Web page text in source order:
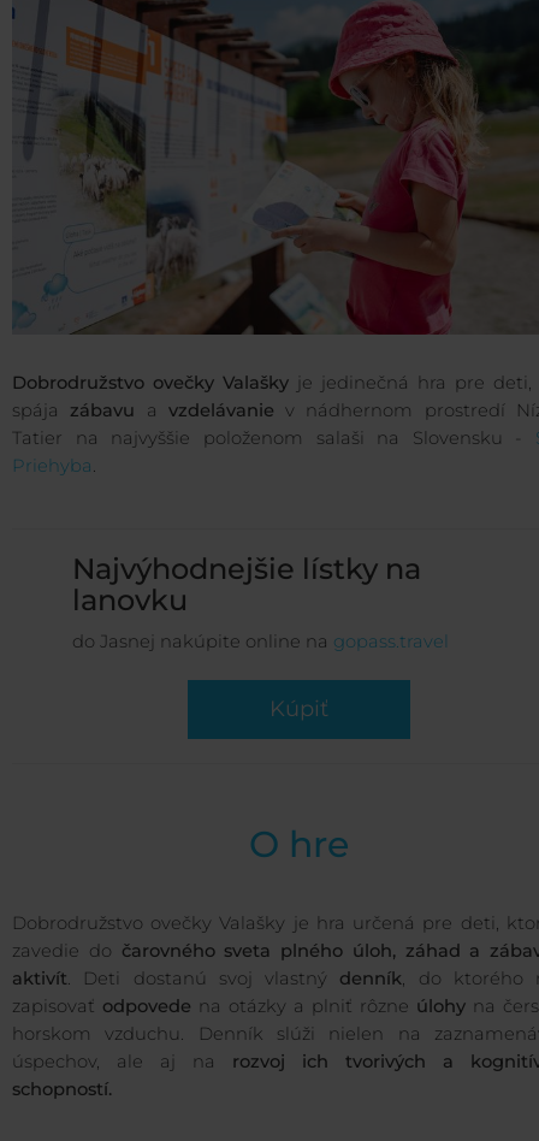
Dobrodružstvo ovečky Valašky je jedinečná hra pre deti,
spája zábavu a vzdelávaniev nádhernom prostredí
Tatier na najvyššie položenom salaši na Slovensku -
Priehyba.
Najvýhodnejšie lístky na
lanovku
do Jasnej nakúpite online na gopass.travel
Kúpiť
O hre
Dobrodružstvo ovečky Valašky je hra určená pre deti,
zavedie do čarovného sveta plného úloh, záhad a
aktivít. Deti dostanú svoj vlastný denník, do ktorého
zapisovať odpovede na otázky a plniť rôzne úlohy na
horskom vzduchu. Denník slúži nielen na
úspechov, ale aj na rozvoj ich tvorivých a
schopností.